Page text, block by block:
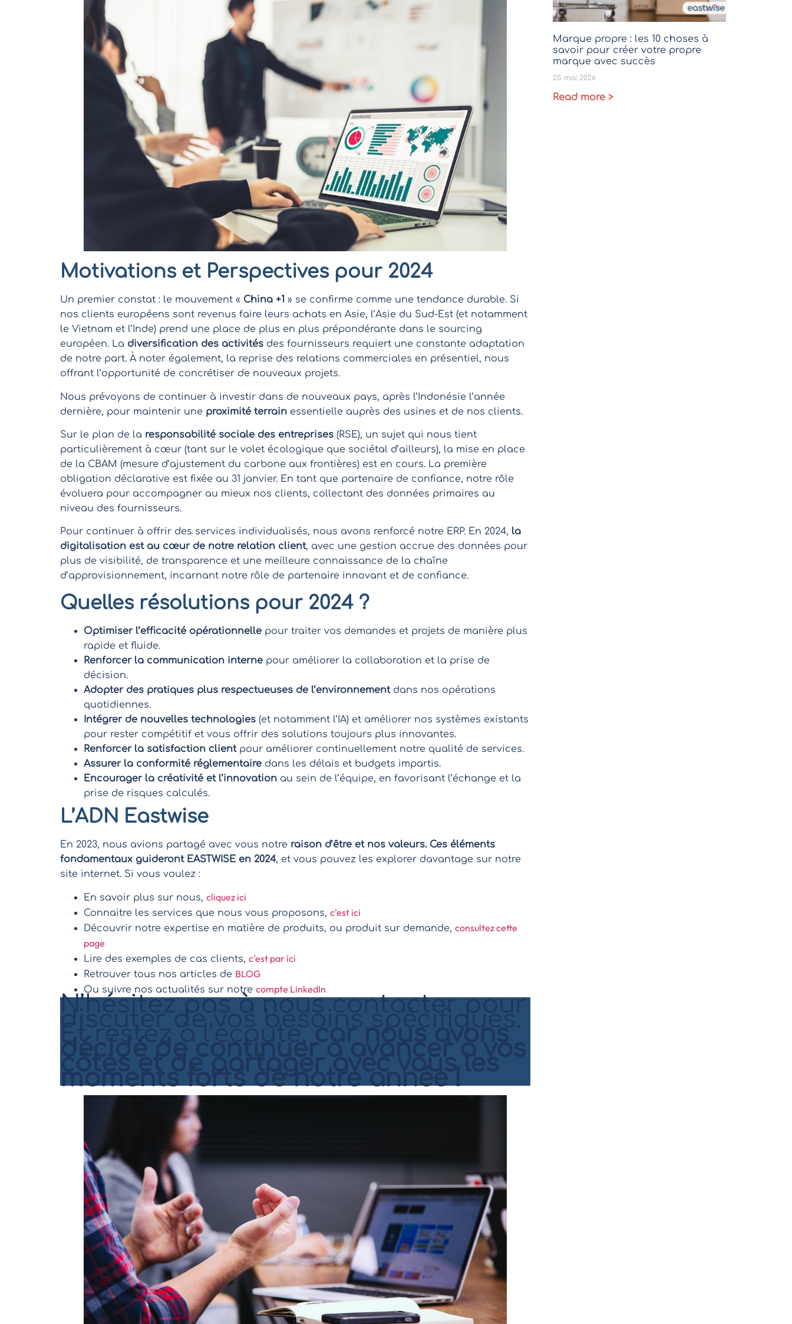
Motivations et Perspectives pour 2024
Un premier constat : le mouvement « China +1 » se confirme comme une tendance durable. Si
nos clients européens sont revenus faire leurs achats en Asie, l’Asie du Sud-Est (et notamment
le Vietnam et l’Inde) prend une place de plus en plus prépondérante dans le sourcing
européen. La diversification des activités des fournisseurs requiert une constante adaptation
de notre part. À noter également, la reprise des relations commerciales en présentiel, nous
offrant l’opportunité de concrétiser de nouveaux projets.
Nous prévoyons de continuer à investir dans de nouveaux pays, après l’Indonésie l’année
dernière, pour maintenir une proximité terrain essentielle auprès des usines et de nos clients.
Sur le plan de la responsabilité sociale des entreprises (RSE), un sujet qui nous tient
particulièrement à cœur (tant sur le volet écologique que sociétal d’ailleurs), la mise en place
de la CBAM (mesure d’ajustement du carbone aux frontières) est en cours. La première
obligation déclarative est fixée au 31 janvier. En tant que partenaire de confiance, notre rôle
évoluera pour accompagner au mieux nos clients, collectant des données primaires au
niveau des fournisseurs.
Pour continuer à offrir des services individualisés, nous avons renforcé notre ERP. En 2024, la
digitalisation est au cœur de notre relation client, avec une gestion accrue des données pour
plus de visibilité, de transparence et une meilleure connaissance de la chaîne
d’approvisionnement, incarnant notre rôle de partenaire innovant et de confiance.
Quelles résolutions pour 2024 ?
Optimiser l’efficacité opérationnelle pour traiter vos demandes et projets de manière plus
rapide et fluide.
Renforcer la communication interne pour améliorer la collaboration et la prise de
décision.
Adopter des pratiques plus respectueuses de l’environnementdans nos opérations
quotidiennes.
Intégrer de nouvelles technologies (et notamment l’IA) et améliorer nos systèmes existants
pour rester compétitif et vous offrir des solutions toujours plus innovantes.
Renforcer la satisfaction clientpour améliorer continuellement notre qualité de services.
Assurer la conformité réglementaire dans les délais et budgets impartis.
Encourager la créativité et l’innovation au sein de l’équipe, en favorisant l’échange et la
prise de risques calculés.
L’ADN Eastwise
En 2023, nous avions partagé avec vous notre raison d’être et nos valeurs. Ces éléments
fondamentaux guideront EASTWISE en 2024, et vous pouvez les explorer davantage sur notre
site internet. Si vous voulez :
En savoir plus sur nous, cliquez ici
Connaitre les services que nous vous proposons, c’est ici
Découvrir notre expertise en matière de produits, ou produit sur demande, consultez cette
page
Lire des exemples de cas clients, c’est par ici
Retrouver tous nos articles de BLOG
Ou suivre nos actualités sur notre compte LinkedIn
N’hésitez pas à nous contacter pour
discuter de vos besoins spécifiques.
Et restez à l’écoute,car nous avons
décidé de continuer à avancer à vos
côtés et de partager avec vous les
moments forts de notre année !
Marque propre : les 10 choses à
savoir pour créer votre propre
marque avec succès
25 mai 2026
Read more >